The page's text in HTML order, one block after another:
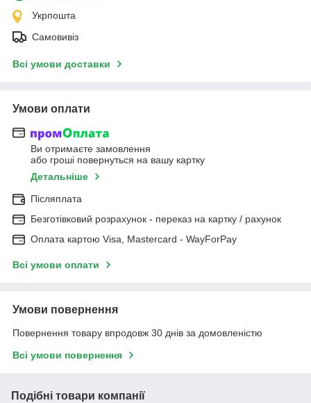
Укрпошта
Самовивіз
Всі умови доставки
Умови оплати
Ви отримаєте замовлення
або гроші повернуться на вашу картку
Детальніше
Післяплата
Безготівковий розрахунок - переказ на картку / рахунок
Оплата картою Visa, Mastercard - WayForPay
Всі умови оплати
Умови повернення
Повернення товару впродовж 30 днів за домовленістю
Всі умови повернення
Подібні товари компанії